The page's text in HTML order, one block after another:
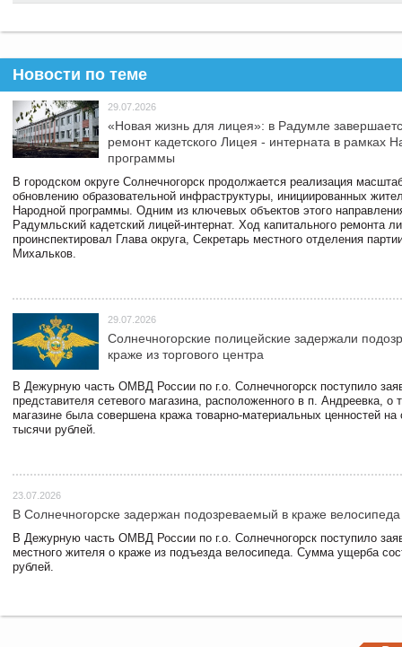
Новости по теме
29.07.2026
«Новая жизнь для лицея»: в Радумле
ремонт кадетского Лицея - интерната в рамках
программы
В городском округе Солнечногорск продолжается реализация
обновлению образовательной инфраструктуры, инициированных
Народной программы. Одним из ключевых объектов этого
Радумльский кадетский лицей-интернат. Ход капитального ремонта
проинспектировал Глава округа, Секретарь местного отделения
Михальков.
29.07.2026
Солнечногорские полицейские задержали
краже из торгового центра
В Дежурную часть ОМВД России по г.о. Солнечногорск поступило
представителя сетевого магазина, расположенного в п. Андреевка, о
магазине была совершена кража товарно-материальных ценностей
тысячи рублей.
23.07.2026
В Солнечногорске задержан подозреваемый в краже велосипеда
В Дежурную часть ОМВД России по г.о. Солнечногорск поступило
местного жителя о краже из подъезда велосипеда. Сумма ущерба
рублей.